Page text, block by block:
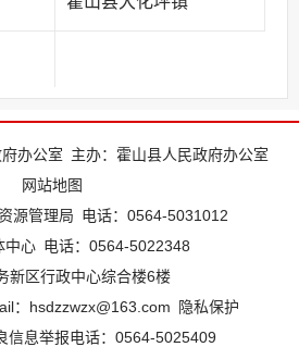
办公室 主办：霍山县人民政府办公室
网站地图
源管理局 电话：0564-5031012
中心 电话：0564-5022348
新区行政中心综合楼6楼
：hsdzzwzx@163.com
隐私保护
信息举报电话：0564-5025409